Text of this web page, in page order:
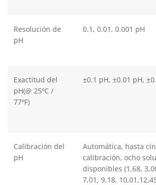
Resolución de
pH
0.1, 0.01, 0.001 pH
Exactitud del
pH(@ 25ºC /
77ºF)
±0.1 pH, ±0.01 pH,
Calibración del
pH
Automática, hasta
calibración, ocho
disponibles (1,68,
7,01, 9,18,